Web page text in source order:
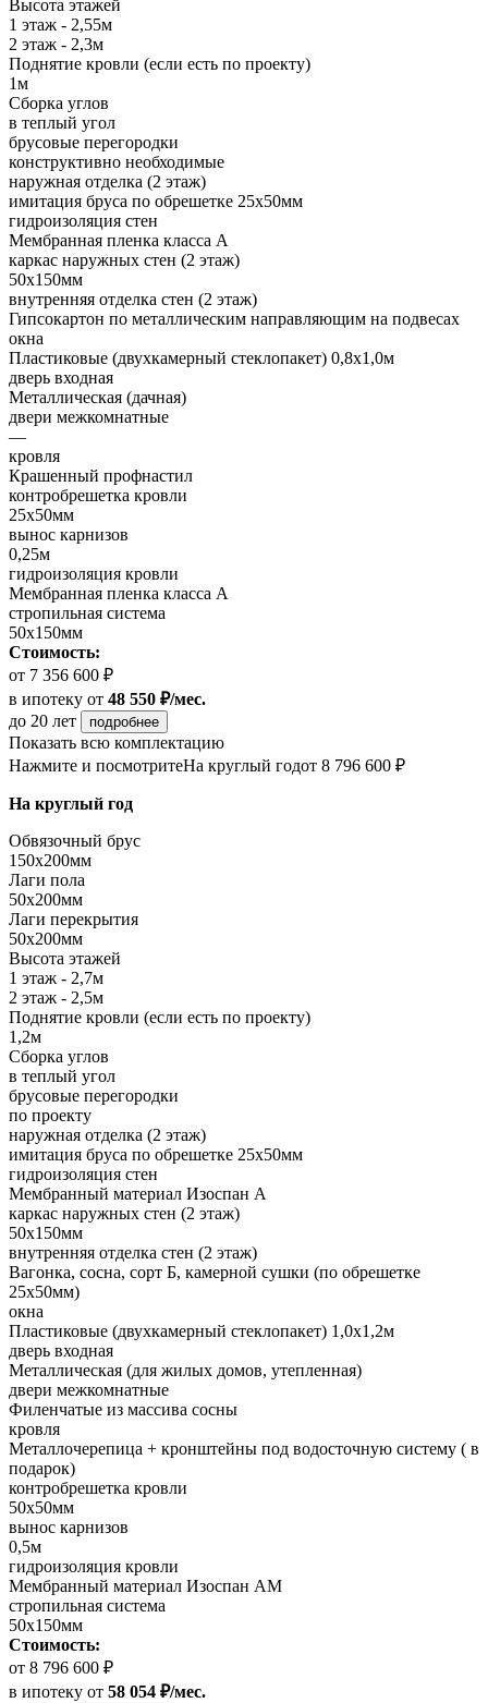
Высота этажей
1 этаж - 2,55м
2 этаж - 2,3м
Поднятие кровли (если есть по проекту)
1м
Сборка углов
в теплый угол
брусовые перегородки
конструктивно необходимые
наружная отделка (2 этаж)
имитация бруса по обрешетке 25х50мм
гидроизоляция стен
Мембранная пленка класса А
каркас наружных стен (2 этаж)
50х150мм
внутренняя отделка стен (2 этаж)
Гипсокартон по металлическим направляющим на подвесах
окна
Пластиковые (двухкамерный стеклопакет) 0,8х1,0м
дверь входная
Металлическая (дачная)
двери межкомнатные
—
кровля
Крашенный профнастил
контробрешетка кровли
25х50мм
вынос карнизов
0,25м
гидроизоляция кровли
Мембранная пленка класса А
стропильная система
50х150мм
Стоимость:
от 7 356 600 ₽
в ипотеку от 48 550 ₽/мес.
до 20 лет
подробнее
Показать всю комплектацию
Нажмите и посмотритеНа круглый годот 8 796 600 ₽
На круглый год
Обвязочный брус
150х200мм
Лаги пола
50х200мм
Лаги перекрытия
50х200мм
Высота этажей
1 этаж - 2,7м
2 этаж - 2,5м
Поднятие кровли (если есть по проекту)
1,2м
Сборка углов
в теплый угол
брусовые перегородки
по проекту
наружная отделка (2 этаж)
имитация бруса по обрешетке 25х50мм
гидроизоляция стен
Мембранный материал Изоспан А
каркас наружных стен (2 этаж)
50х150мм
внутренняя отделка стен (2 этаж)
Вагонка, сосна, сорт Б, камерной сушки (по обрешетке
25х50мм)
окна
Пластиковые (двухкамерный стеклопакет) 1,0х1,2м
дверь входная
Металлическая (для жилых домов, утепленная)
двери межкомнатные
Филенчатые из массива сосны
кровля
Металлочерепица + кронштейны под водосточную систему ( в
подарок)
контробрешетка кровли
50х50мм
вынос карнизов
0,5м
гидроизоляция кровли
Мембранный материал Изоспан АМ
стропильная система
50х150мм
Стоимость:
от 8 796 600 ₽
в ипотеку от 58 054 ₽/мес.